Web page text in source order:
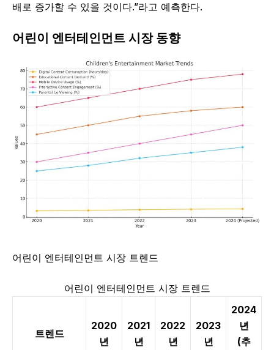
배로 증가할 수 있을 것이다.”라고 예측한다.
어린이 엔터테인먼트 시장 동향
어린이 엔터테인먼트 시장 트렌드
어린이 엔터테인먼트 시장 트렌드
트렌드
2020
년
2021
년
2022
년
2023
년
2024
년
(추